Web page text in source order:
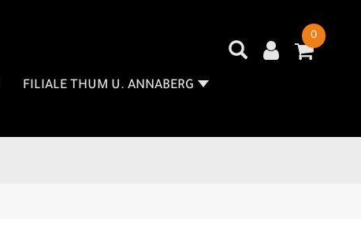
0
FILIALE THUM U. ANNABERG